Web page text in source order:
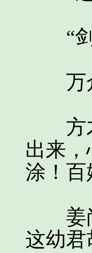
“剑
万众
方才
出来
涂！百
姜尚
这幼